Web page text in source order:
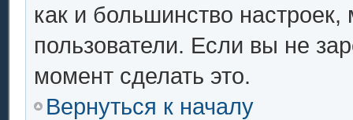
как и большинство настроек,
пользователи. Если вы не
момент сделать это.
Вернуться к началу